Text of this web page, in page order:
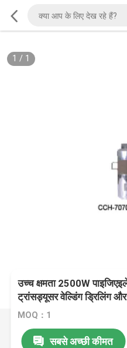
1 / 1
उच्च क्षमता 2500W
ट्रांसड्यूसर वेल्डिंग ड्रिलिंग
MOQ：1
सबसे अच्छी कीमत